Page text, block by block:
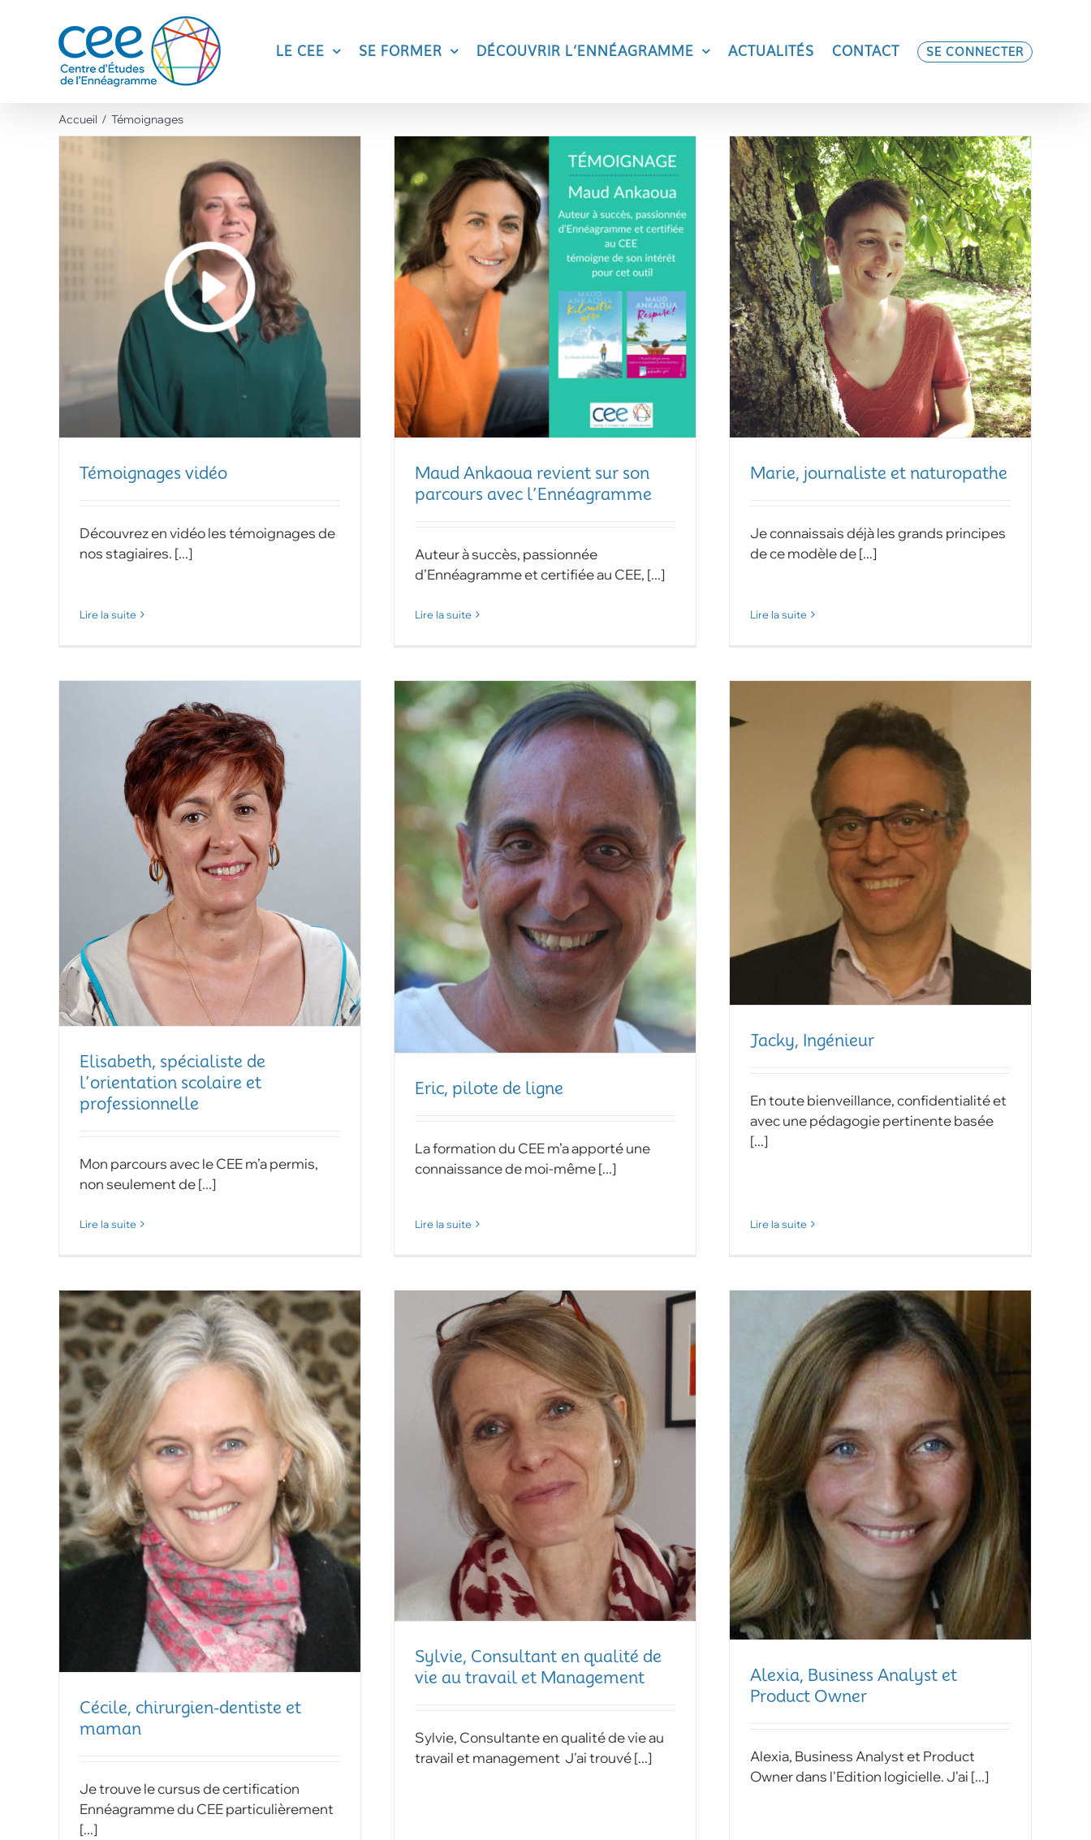
LE CEE SE FORMER DÉCOUVRIR L’ENNÉAGRAMME ACTUALITÉS CONTACT SE CONNECTER
Accueil Témoignages
Témoignages vidéo
Découvrez en vidéo les témoignages de
nos stagiaires. [...]
Lire la suite
Maud Ankaoua revient sur son
parcours avec l’Ennéagramme
Auteur à succès, passionnée
d’Ennéagramme et certifiée au CEE, [...]
Lire la suite
Marie, journaliste et naturopathe
Je connaissais déjà les grands principes
de ce modèle de [...]
Lire la suite
Elisabeth, spécialiste de
l’orientation scolaire et
professionnelle
Mon parcours avec le CEE m’a permis,
non seulement de [...]
Lire la suite
Eric, pilote de ligne
La formation du CEE m’a apporté une
connaissance de moi-même [...]
Lire la suite
Jacky, Ingénieur
En toute bienveillance, confidentialité et
avec une pédagogie pertinente basée
[...]
Lire la suite
Cécile, chirurgien-dentiste et
maman
Je trouve le cursus de certification
Ennéagramme du CEE particulièrement
[...]
Sylvie, Consultant en qualité de
vie au travail et Management
Sylvie, Consultante en qualité de vie au
travail et management J'ai trouvé [...]
Alexia, Business Analyst et
Product Owner
Alexia, Business Analyst et Product
Owner dans l'Edition logicielle. J'ai [...]